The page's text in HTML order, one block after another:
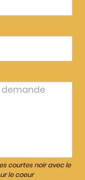
courtes noir avec le
le coeur